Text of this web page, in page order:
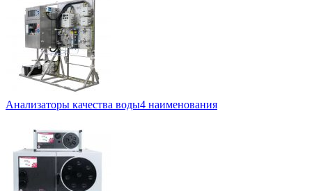
Анализаторы качества воды4 наименования